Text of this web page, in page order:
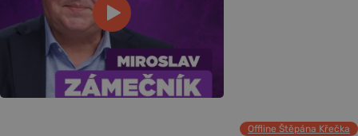
Offline Štěpána Křečka